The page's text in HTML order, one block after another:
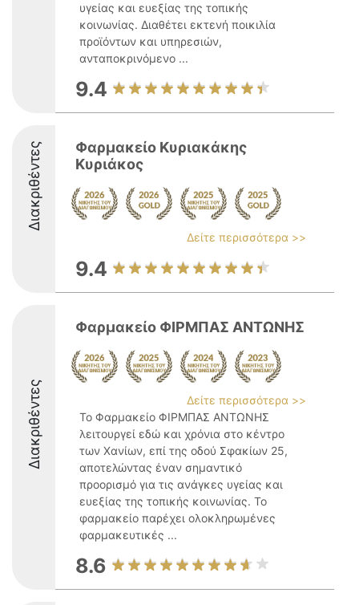
υγείας και ευεξίας της τοπικής
κοινωνίας. Διαθέτει εκτενή ποικιλία
προϊόντων και υπηρεσιών,
ανταποκρινόμενο ...
9.4
Διακριθέντες
Φαρμακείο Κυριακάκης
Κυριάκος
Δείτε περισσότερα >>
9.4
Διακριθέντες
Φαρμακείο ΦΙΡΜΠΑΣ ΑΝΤΩΝΗΣ
Δείτε περισσότερα >>
Το Φαρμακείο ΦΙΡΜΠΑΣ ΑΝΤΩΝΗΣ
λειτουργεί εδώ και χρόνια στο κέντρο
των Χανίων, επί της οδού Σφακίων 25,
αποτελώντας έναν σημαντικό
προορισμό για τις ανάγκες υγείας και
ευεξίας της τοπικής κοινωνίας. Το
φαρμακείο παρέχει ολοκληρωμένες
φαρμακευτικές ...
8.6